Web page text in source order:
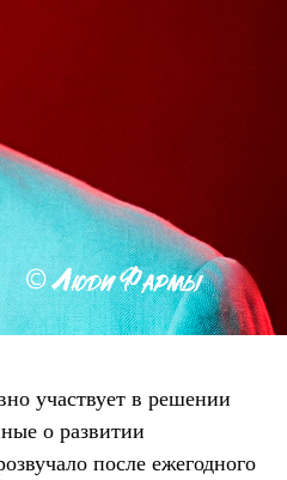
участвует в решении
о развитии
после ежегодного